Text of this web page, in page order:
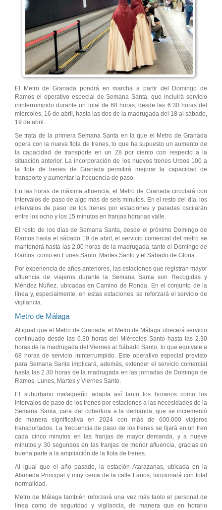
El Metro de Granada pondrá en marcha a partir del Domingo de
Ramos el operativo especial de Semana Santa, que incluirá servicio
ininterrumpido durante un total de 68 horas, desde las 6.30 horas del
miércoles, 16 de abril, hasta las dos de la madrugada del 18 al sábado,
19 de abril.
Se trata de la primera Semana Santa en la que el Metro de Granada
opera con la nueva flota de trenes, lo que ha supuesto un aumento de
la capacidad de transporte en un 28 por ciento con respecto a la
situación anterior. La incorporación de los nuevos trenes Urbos 100 a
la flota de trenes de Granada permitirá mejorar la capacidad de
transporte y aumentar la frecuencia de paso.
En las horas de máxima afluencia, el Metro de Granada circulará con
intervalos de paso de algo más de seis minutos. En el resto del día, los
intervalos de paso de los trenes por estaciones y paradas oscilarán
entre los ocho y los 15 minutos en franjas horarias valle.
El resto de los días de Semana Santa, desde el próximo Domingo de
Ramos hasta el sábado 19 de abril, el servicio comercial del metro se
mantendrá hasta las 2.00 horas de la madrugada, tanto el Domingo de
Ramos, como en Lunes Santo, Martes Santo y el Sábado de Gloria.
Por experiencia de años anteriores, las estaciones que registran mayor
afluencia de viajeros durante la Semana Santa son Recogidas y
Méndez Núñez, ubicadas en Camino de Ronda. En el conjunto de la
línea y, especialmente, en estas estaciones, se reforzará el servicio de
vigilancia.
Metro de Málaga
Al igual que el Metro de Granada, el Metro de Málaga ofrecerá servicio
continuado desde las 6.30 horas del Miércoles Santo hasta las 2.30
horas de la madrugada del Viernes al Sábado Santo, lo que equivale a
68 horas de servicio ininterrumpido. Este operativo especial previsto
para Semana Santa implicará, además, extender el servicio comercial
hasta las 2.30 horas de la madrugada en las jornadas de Domingo de
Ramos, Lunes, Martes y Viernes Santo.
El suburbano malagueño adapta así tanto los horarios como los
intervalos de paso de los trenes por estaciones a las necesidades de la
Semana Santa, para dar cobertura a la demanda, que se incrementó
de manera significativa en 2024 con más de 600.000 viajeros
transportados. La frecuencia de paso de los trenes se fijará en un tren
cada cinco minutos en las franjas de mayor demanda, y a nueve
minutos y 30 segundos en las franjas de menor afluencia, gracias en
buena parte a la ampliación de la flota de trenes.
Al igual que el año pasado, la estación Atarazanas, ubicada en la
Alameda Principal y muy cerca de la calle Larios, funcionará con total
normalidad.
Metro de Málaga también reforzará una vez más tanto el personal de
línea como de seguridad y vigilancia, de manera que en horario